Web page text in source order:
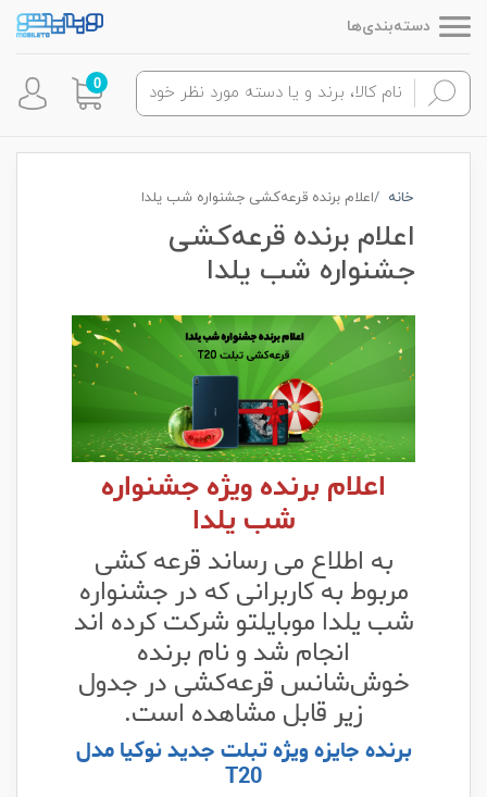
دسته‌بندی‌ها
0
خانه اعلام برنده قرعه‌کشی جشنواره شب یلدا
اعلام برنده قرعه‌کشی
جشنواره شب یلدا
اعلام برنده ویژه جشنواره
شب یلدا
به اطلاع می رساند قرعه کشی
مربوط به کاربرانی که در جشنواره
شب یلدا موبایلتو شرکت کرده اند
انجام شد و نام برنده
خوش‌شانس قرعه‌کشی در جدول
زیر قابل مشاهده است.
برنده جایزه ویژه تبلت جدید نوکیا مدل
T20